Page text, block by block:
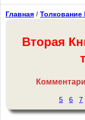
Главная / Толкование
Вторая
5 6 7